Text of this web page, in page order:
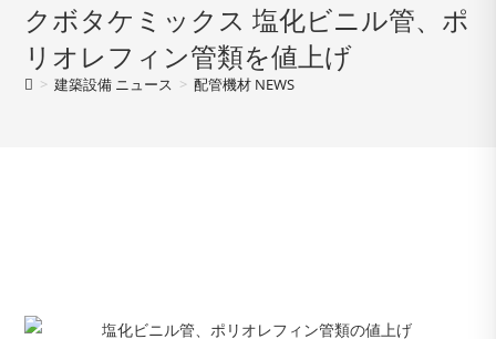
クボタケミックス 塩化ビニル管、ポ
リオレフィン管類を値上げ
> 建築設備 ニュース > 配管機材 NEWS